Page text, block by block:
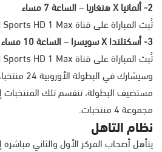
2- ألمانيا X هنغاريا
–الساعة 7 مساء
تُبث المباراة على قناة beIN Sports HD 1 Max
3- أسكتلندا X سويسرا
–الساعة 10 مساء
تُبث المباراة على قناة beIN Sports HD 1 Max
وسيشارك في
مجموعة 4 منتخبات.
نظام التاهل